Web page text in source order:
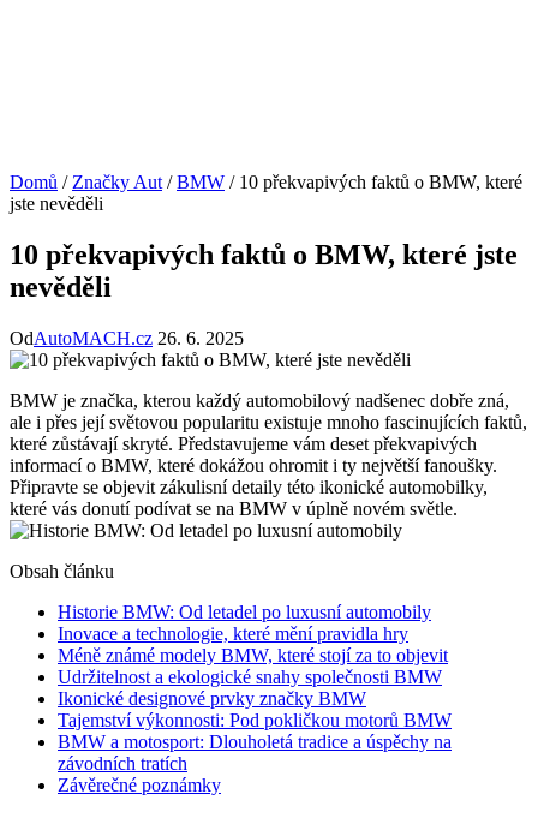
Domů / Značky Aut / BMW / 10 překvapivých faktů o BMW, které
jste nevěděli
10 překvapivých faktů o BMW, které jste
nevěděli
OdAutoMACH.cz 26. 6. 2025
BMW je značka, kterou každý automobilový nadšenec dobře zná,
ale i přes její světovou popularitu existuje mnoho fascinujících faktů,
které zůstávají skryté. Představujeme vám deset překvapivých
informací o BMW, které dokážou ohromit i ty největší fanoušky.
Připravte se objevit zákulisní detaily této ikonické automobilky,
které vás donutí podívat se na BMW v úplně novém světle.
Obsah článku
Historie BMW: Od letadel po luxusní automobily
Inovace a technologie, které mění pravidla hry
Méně známé modely BMW, které stojí za to objevit
Udržitelnost a ekologické snahy společnosti BMW
Ikonické designové prvky značky BMW
Tajemství výkonnosti: Pod pokličkou motorů BMW
BMW a motosport: Dlouholetá tradice a úspěchy na
závodních tratích
Závěrečné poznámky